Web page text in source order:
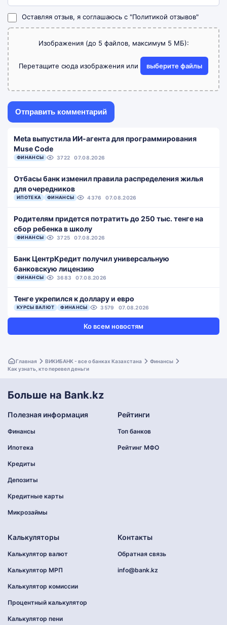
Оставляя отзыв, я соглашаюсь с "Политикой отзывов"
Изображения (до 5 файлов, максимум 5 МБ):
Перетащите сюда изображения или выберите файлы
Meta выпустила ИИ-агента для программирования
Muse Code
ФИНАНСЫ 3722 07.08.2026
Отбасы банк изменил правила распределения жилья
для очередников
ИПОТЕКА ФИНАНСЫ 4376 07.08.2026
Родителям придется потратить до 250 тыс. тенге на
сбор ребенка в школу
ФИНАНСЫ 3725 07.08.2026
Банк ЦентрКредит получил универсальную
банковскую лицензию
ФИНАНСЫ 3683 07.08.2026
Тенге укрепился к доллару и евро
КУРСЫ ВАЛЮТ ФИНАНСЫ 3579 07.08.2026
Ко всем новостям
Главная ВИКИБАНК - все о банках Казахстана
Финансы
Как узнать, кто перевел деньги
Больше на Bank.kz
Полезная информация
Финансы
Ипотека
Кредиты
Депозиты
Кредитные карты
Микрозаймы
Рейтинги
Топ банков
Рейтинг МФО
Калькуляторы
Калькулятор валют
Калькулятор МРП
Калькулятор комиссии
Процентный калькулятор
Калькулятор пени
Контакты
Обратная связь
info@bank.kz